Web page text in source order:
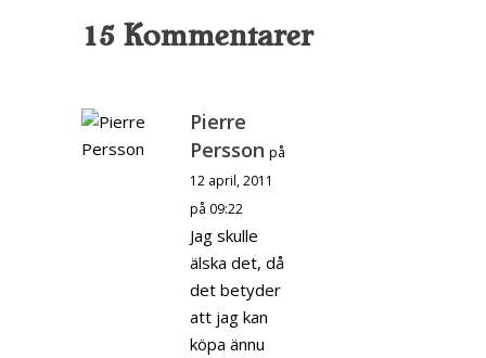
15 Kommentarer
Pierre
Persson på
12 april, 2011
på 09:22
Jag skulle
älska det, då
det betyder
att jag kan
köpa ännu